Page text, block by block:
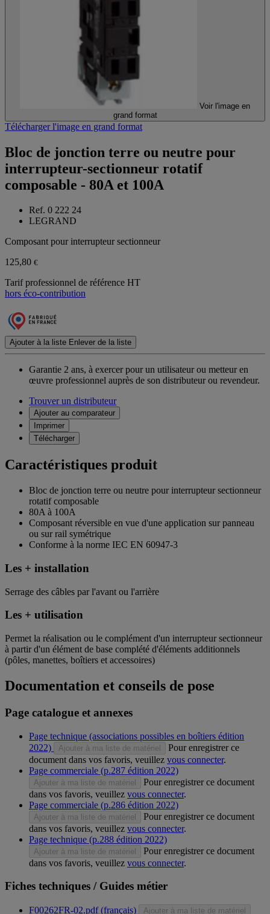
Voir l'image en
grand format
Télécharger l'image en grand format
Bloc de jonction terre ou neutre pour
interrupteur-sectionneur rotatif
composable - 80A et 100A
Ref. 0 222 24
LEGRAND
Composant pour interrupteur sectionneur
125,80 €
Tarif professionnel de référence HT
hors éco-contribution
Ajouter à la liste Enlever de la liste
Garantie 2 ans, à exercer pour un utilisateur ou metteur en
œuvre professionnel auprès de son distributeur ou revendeur.
Trouver un distributeur
Ajouter au comparateur
Imprimer
Télécharger
Caractéristiques produit
Bloc de jonction terre ou neutre pour interrupteur sectionneur
rotatif composable
80A à 100A
Composant réversible en vue d'une application sur panneau
ou sur rail symétrique
Conforme à la norme IEC EN 60947-3
Les + installation
Serrage des câbles par l'avant ou l'arrière
Les + utilisation
Permet la réalisation ou le complément d'un interrupteur sectionneur
à partir d'un élément de base complété d'éléments additionnels
(pôles, manettes, boîtiers et accessoires)
Documentation et conseils de pose
Page catalogue et annexes
Page technique (associations possibles en boîtiers édition
2022)
Ajouter à ma liste de matériel
Pour enregistrer ce
document dans vos favoris, veuillez vous connecter.
Page commerciale (p.287 édition 2022)
Ajouter à ma liste de matériel
Pour enregistrer ce document
dans vos favoris, veuillez vous connecter.
Page commerciale (p.286 édition 2022)
Ajouter à ma liste de matériel
Pour enregistrer ce document
dans vos favoris, veuillez vous connecter.
Page technique (p.288 édition 2022)
Ajouter à ma liste de matériel
Pour enregistrer ce document
dans vos favoris, veuillez vous connecter.
Fiches techniques / Guides métier
F00262FR-02.pdf (français) Ajouter à ma liste de matériel